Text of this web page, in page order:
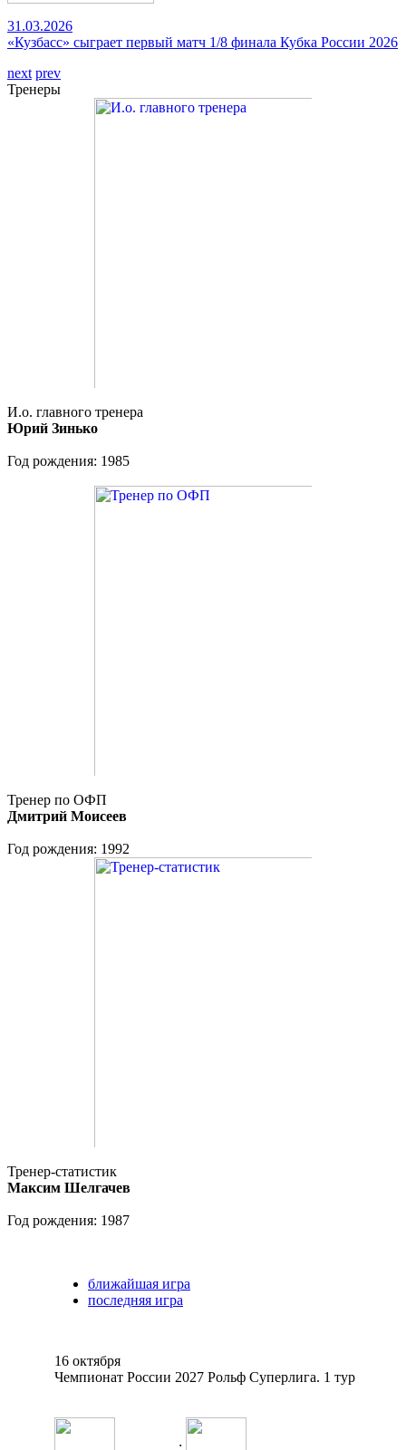
31.03.2026
«Кузбасс» сыграет первый матч 1/8 финала Кубка России 2026
next prev
Тренеры
И.о. главного тренера
Юрий Зинько
Год рождения: 1985
Тренер по ОФП
Дмитрий Моисеев
Год рождения: 1992
Тренер-статистик
Максим Шелгачев
Год рождения: 1987
ближайшая игра
последняя игра
16 октября
Чемпионат России 2027 Рольф Суперлига. 1 тур
: